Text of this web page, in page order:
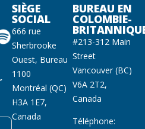
SIÈGE
SOCIAL
666 rue
Sherbrooke
Ouest, Bureau
1100
Montréal (QC)
H3A 1E7,
Canada
BUREAU EN
COLOMBIE-
#213-312 Main
Street
Vancouver (BC)
V6A 2T2,
Canada
Téléphone: